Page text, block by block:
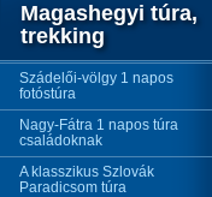
Magashegyi túra,
trekking
Szádelői-völgy 1 napos
fotóstúra
Nagy-Fátra 1 napos túra
családoknak
A klasszikus Szlovák
Paradicsom túra